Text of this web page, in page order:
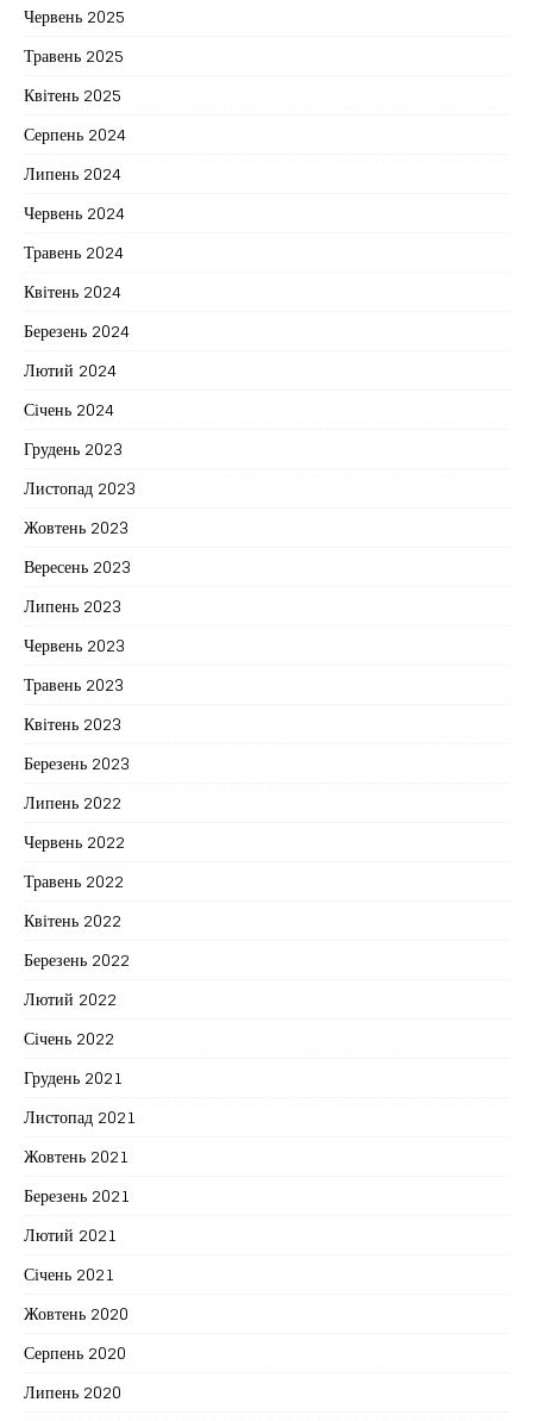
Червень 2025
Травень 2025
Квітень 2025
Серпень 2024
Липень 2024
Червень 2024
Травень 2024
Квітень 2024
Березень 2024
Лютий 2024
Січень 2024
Грудень 2023
Листопад 2023
Жовтень 2023
Вересень 2023
Липень 2023
Червень 2023
Травень 2023
Квітень 2023
Березень 2023
Липень 2022
Червень 2022
Травень 2022
Квітень 2022
Березень 2022
Лютий 2022
Січень 2022
Грудень 2021
Листопад 2021
Жовтень 2021
Березень 2021
Лютий 2021
Січень 2021
Жовтень 2020
Серпень 2020
Липень 2020